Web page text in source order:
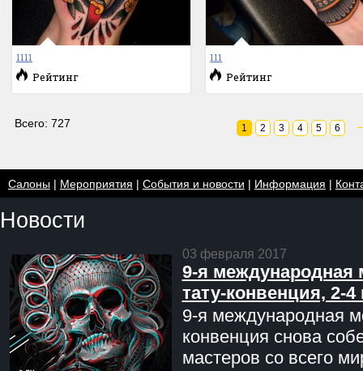
1111
Рейтинг
111
Рейтинг
Всего: 727 1 2 3 4 5 6
Салоны| Мероприятия | События и новости | Информация |
Новости
03 февраля 2017
9-я международная
тату-конвенция, 2-
9-я международная
конвенция снова
мастеров со всего